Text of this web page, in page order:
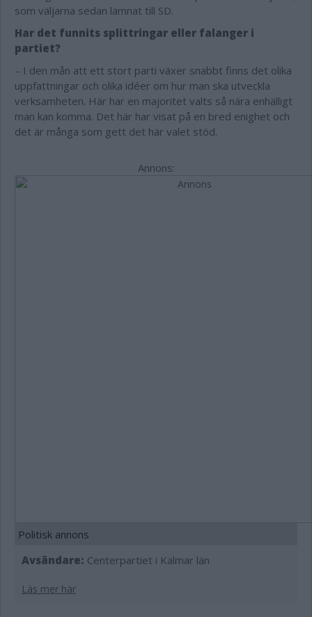
som väljarna sedan lämnat till SD.
Har det funnits splittringar eller falanger i
partiet?
– I den mån att ett stort parti växer snabbt finns det olika
uppfattningar och olika idéer om hur man ska utveckla
verksamheten. Här har en majoritet valts så nära enhälligt
man kan komma. Det här har visat på en bred enighet och
det är många som gett det här valet stöd.
Annons:
Politisk annons
Avsändare: Centerpartiet i Kalmar län
Läs mer här